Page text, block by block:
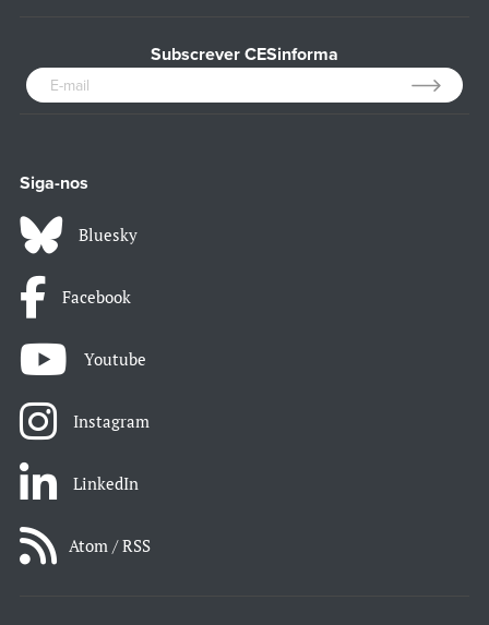
Subscrever CESinforma
Siga-nos
Bluesky
Facebook
Youtube
Instagram
LinkedIn
Atom / RSS